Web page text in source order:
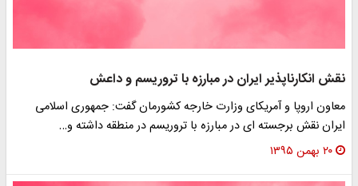
نقش انکارناپذیر ایران در مبارزه با تروریسم و داعش
معاون اروپا و آمریکای وزارت خارجه کشورمان گفت: جمهوری اسلامی
ایران نقش برجسته ای در مبارزه با تروریسم در منطقه داشته و…
۲۰ بهمن ۱۳۹۵